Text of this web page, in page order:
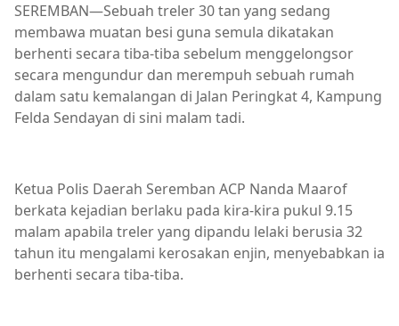
SEREMBAN—Sebuah treler 30 tan yang sedang
membawa muatan besi guna semula dikatakan
berhenti secara tiba-tiba sebelum menggelongsor
secara mengundur dan merempuh sebuah rumah
dalam satu kemalangan di Jalan Peringkat 4, Kampung
Felda Sendayan di sini malam tadi.
Ketua Polis Daerah Seremban ACP Nanda Maarof
berkata kejadian berlaku pada kira-kira pukul 9.15
malam apabila treler yang dipandu lelaki berusia 32
tahun itu mengalami kerosakan enjin, menyebabkan ia
berhenti secara tiba-tiba.